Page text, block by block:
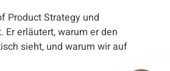
Product Strategy und
erläutert, warum er den
sieht, und warum wir auf